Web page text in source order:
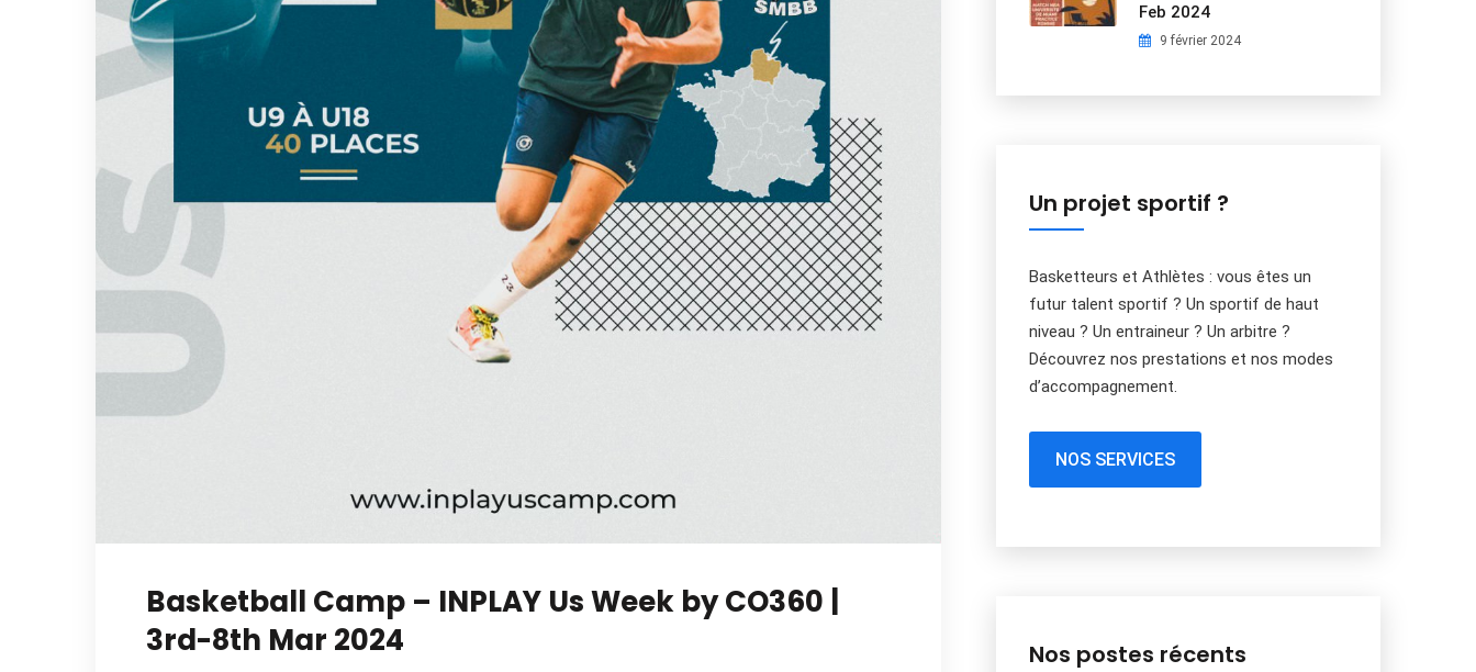
Basketball Camp – INPLAY Us Week by CO360 |
3rd-8th Mar 2024
Feb 2024
9 février 2024
Un projet sportif ?
Basketteurs et Athlètes : vous êtes un
futur talent sportif ? Un sportif de haut
niveau ? Un entraineur ? Un arbitre ?
Découvrez nos prestations et nos modes
d’accompagnement.
NOS SERVICES
Nos postes récents